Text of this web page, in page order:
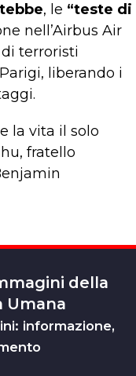
, le “teste di
nell’Airbus Air
terroristi
liberando i
la vita il solo
fratello
della
Umana
informazione,